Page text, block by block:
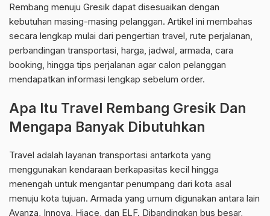
Rembang menuju Gresik dapat disesuaikan dengan
kebutuhan masing-masing pelanggan. Artikel ini membahas
secara lengkap mulai dari pengertian travel, rute perjalanan,
perbandingan transportasi, harga, jadwal, armada, cara
booking, hingga tips perjalanan agar calon pelanggan
mendapatkan informasi lengkap sebelum order.
Apa Itu Travel Rembang Gresik Dan
Mengapa Banyak Dibutuhkan
Travel adalah layanan transportasi antarkota yang
menggunakan kendaraan berkapasitas kecil hingga
menengah untuk mengantar penumpang dari kota asal
menuju kota tujuan. Armada yang umum digunakan antara lain
Avanza, Innova, Hiace, dan ELF. Dibandingkan bus besar,